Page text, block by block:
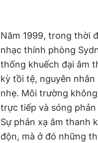
Năm 1999, trong thời
nhạc thính phòng
thống khuếch đại âm
kỳ tồi tệ, nguyên
nhẹ. Môi trường
trực tiếp và sóng
Sự phản xạ âm thanh
độn, mà ở đó những